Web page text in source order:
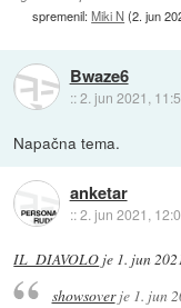
spremenil:Miki N(2. jun
Bwaze6
::2. jun 2021,
Napačna tema.
anketar
::2. jun 2021,
IL_DIAVOLO je 1. jun
showsoverje 1. jun